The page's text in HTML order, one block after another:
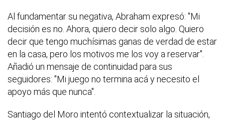
Al fundamentar su negativa, Abraham expresó: "Mi
decisión es no. Ahora, quiero decir solo algo. Quiero
decir que tengo muchísimas ganas de verdad de estar
en la casa, pero los motivos me los voy a reservar".
Añadió un mensaje de continuidad para sus
seguidores: "Mi juego no termina acá y necesito el
apoyo más que nunca".
Santiago del Moro intentó contextualizar la situación,